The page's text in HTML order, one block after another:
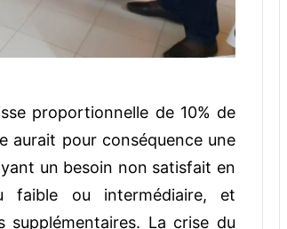
proportionnelle de 10% de
aurait pour conséquence une
un besoin non satisfait en
faible ou intermédiaire, et
supplémentaires. La crise du